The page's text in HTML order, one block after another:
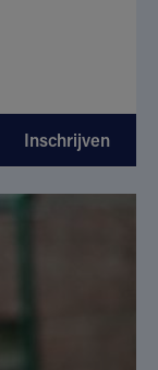
Inschrijven